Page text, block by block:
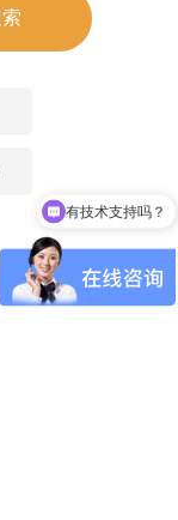
有技术支持吗？